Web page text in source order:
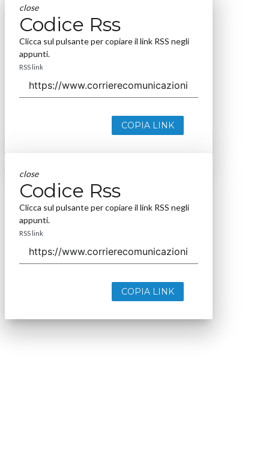
close
Codice Rss
Clicca sul pulsante per copiare il link RSS negli
appunti.
RSS link
COPIA LINK
close
Codice Rss
Clicca sul pulsante per copiare il link RSS negli
appunti.
RSS link
COPIA LINK